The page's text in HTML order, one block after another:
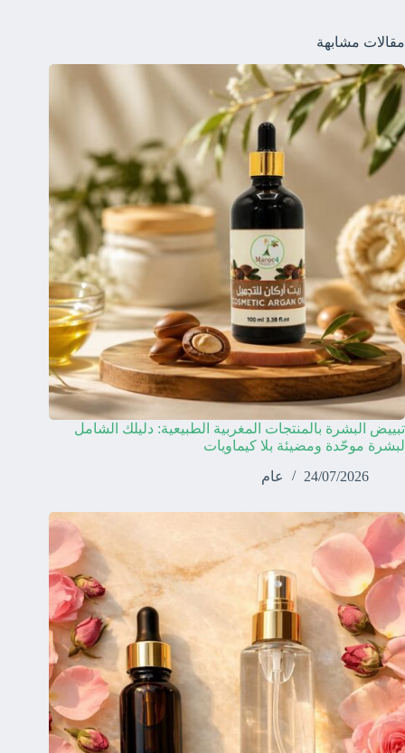
مقالات مشابهة
تبييض البشرة بالمنتجات المغربية الطبيعية: دليلك الشامل
لبشرة موحّدة ومضيئة بلا كيماويات
24/07/2026
عام